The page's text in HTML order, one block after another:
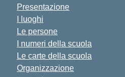
Presentazione
I luoghi
Le persone
I numeri della scuola
Le carte della scuola
Organizzazione